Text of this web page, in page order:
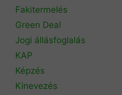
Fakitermelés
Green Deal
Jogi állásfoglalás
KAP
Képzés
Kinevezés